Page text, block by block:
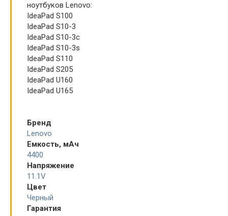
ноутбуков Lenovo:
IdeaPad S100
IdeaPad S10-3
IdeaPad S10-3c
IdeaPad S10-3s
IdeaPad S110
IdeaPad S205
IdeaPad U160
IdeaPad U165
Бренд
Lenovo
Емкость, мАч
4400
Напряжение
11.1V
Цвет
Черный
Гарантия